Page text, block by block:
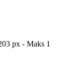
px - Maks 1